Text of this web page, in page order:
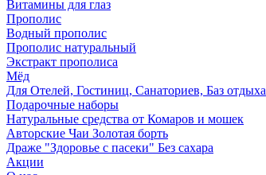
Витамины для глаз
Прополис
Водный прополис
Прополис натуральный
Экстракт прополиса
Мёд
Для Отелей, Гостиниц, Санаториев, Баз отдыха
Подарочные наборы
Натуральные средства от Комаров и мошек
Авторские Чаи Золотая борть
Драже "Здоровье с пасеки" Без сахара
Акции